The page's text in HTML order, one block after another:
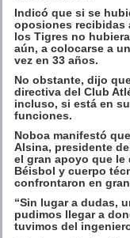
Indicó que si se
oposiones recibidas
los Tigres no
aún, a colocarse a
vez en 33 años.
No obstante, dijo
directiva del Club
incluso, si está en
funciones.
Noboa manifestó
Alsina, presidente
el gran apoyo que le
Béisbol y cuerpo
confrontaron en
“Sin lugar a dudas,
pudimos llegar a
tuvimos del